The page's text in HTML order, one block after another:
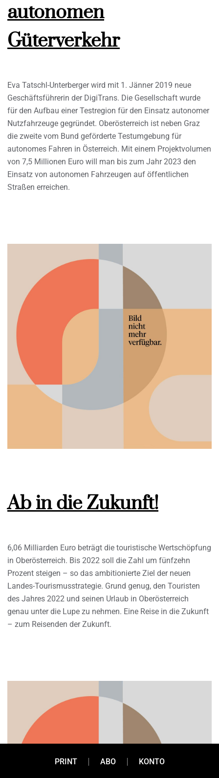
autonomen
Güterverkehr
Eva Tatschl-Unterberger wird mit 1. Jänner 2019 neue
Geschäftsführerin der DigiTrans. Die Gesellschaft wurde
für den Aufbau einer Testregion für den Einsatz autonomer
Nutzfahrzeuge gegründet. Oberösterreich ist neben Graz
die zweite vom Bund geförderte Testumgebung für
autonomes Fahren in Österreich. Mit einem Projektvolumen
von 7,5 Millionen Euro will man bis zum Jahr 2023 den
Einsatz von autonomen Fahrzeugen auf öffentlichen
Straßen erreichen.
Ab in die Zukunft!
6,06 Milliarden Euro beträgt die touristische Wertschöpfung
in Oberösterreich. Bis 2022 soll die Zahl um fünfzehn
Prozent steigen – so das ambitionierte Ziel der neuen
Landes-Tourismusstrategie. Grund genug, den Touristen
des Jahres 2022 und seinen Urlaub in Oberösterreich
genau unter die Lupe zu nehmen. Eine Reise in die Zukunft
– zum Reisenden der Zukunft.
PRINT ABO KONTO